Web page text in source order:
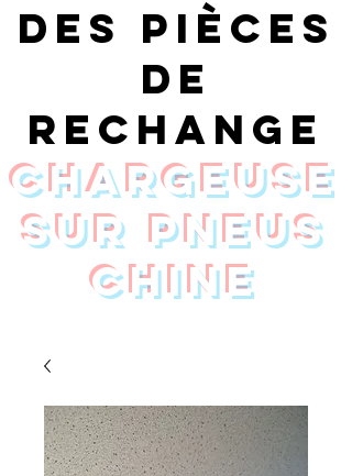
Des pièces
de
rechange
chargeuse
sur pneus
Chine